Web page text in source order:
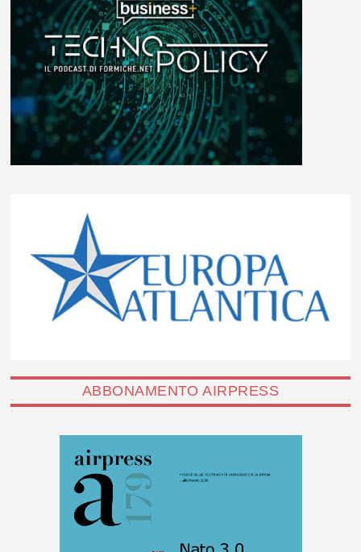
ABBONAMENTO AIRPRESS